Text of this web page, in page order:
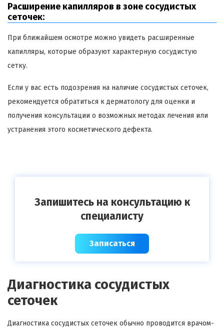
Расширение капилляров в зоне сосудистых
сеточек:
При ближайшем осмотре можно увидеть расширенные
капилляры, которые образуют характерную сосудистую
сетку.
Если у вас есть подозрения на наличие сосудистых сеточек,
рекомендуется обратиться к дерматологу для оценки и
получения консультации о возможных методах лечения или
устранения этого косметического дефекта.
Запишитесь на консультацию к
специалисту
Записаться
Диагностика сосудистых
сеточек
Диагностика сосудистых сеточек обычно проводится врачом-